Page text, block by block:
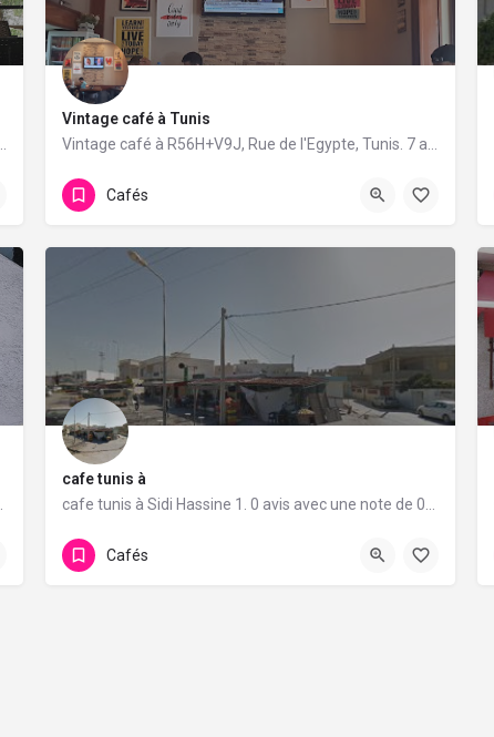
33 avis avec une note de 4.2/5.
Vintage café à Tunis
Vintage café à R56H+V9J, Rue de l'Egypte, Tunis. 7 avis avec une note de 3.4/5.
Cafés
une note de 5/5.
cafe tunis à
cafe tunis à Sidi Hassine 1. 0 avis avec une note de 0/5.
Cafés